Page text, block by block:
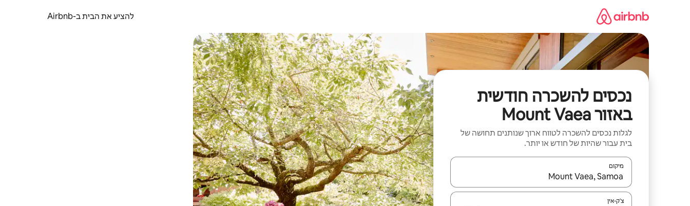
להציע את הבית ב-Airbnb
נכסים להשכרה חודשית
באזור Mount Vaea
לגלות נכסים להשכרה לטווח ארוך שנותנים תחושה של
בית עבור שהיות של חודש או יותר.
מיקום
כאשר התוצאות יהיו זמינות, יש לנווט עם מקשי החיצים למעלה ולמטה או לעיין בעזרת תנועות מגע או החלקה.
צ'ק-אין